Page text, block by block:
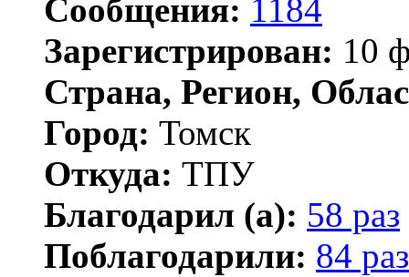
Сообщения: 1184
Зарегистрирован: 10
Страна, Регион,
Город: Томск
Откуда: ТПУ
Благодарил (а): 58 раз
Поблагодарили: 84